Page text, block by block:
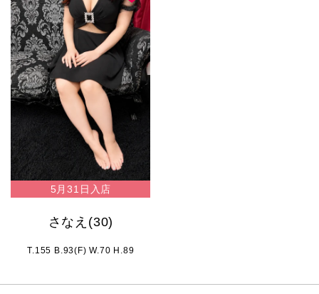
5月31日入店
さなえ (30)
T.155 B.93(F) W.70 H.89